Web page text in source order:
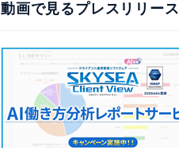
動画で見るプレスリリース